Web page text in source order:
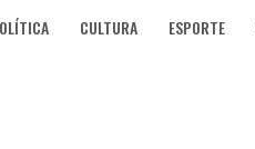
CULTURA ESPORTE